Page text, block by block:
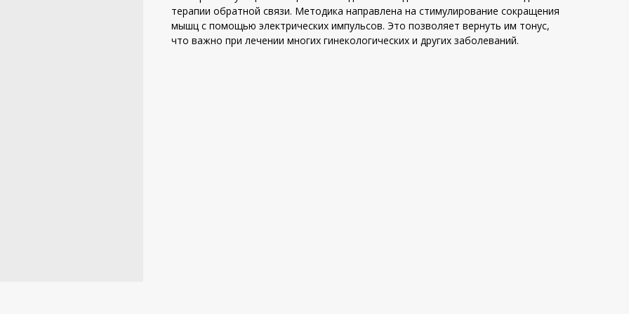
терапии обратной связи. Методика направлена на стимулирование сокращения
мышц с помощью электрических импульсов. Это позволяет вернуть им тонус,
что важно при лечении многих гинекологических и других заболеваний.